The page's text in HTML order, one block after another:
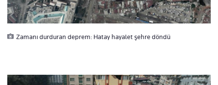
Zamanı durduran deprem: Hatay hayalet şehre döndü